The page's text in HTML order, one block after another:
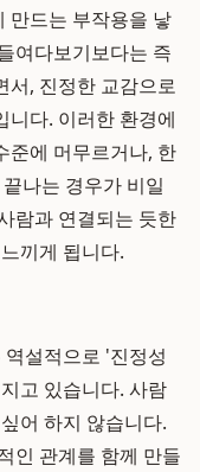
만드는 부작용을 낳
여다보기보다는 즉
서, 진정한 교감으로
니다. 이러한 환경에
준에 머무르거나, 한
나는 경우가 비일
람과 연결되는 듯한
끼게 됩니다.
설적으로 '진정성
고 있습니다. 사람
어 하지 않습니다.
인 관계를 함께 만들